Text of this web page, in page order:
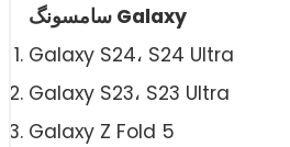
سامسونگ Galaxy
Galaxy S24، S24 Ultra
Galaxy S23، S23 Ultra
Galaxy Z Fold 5